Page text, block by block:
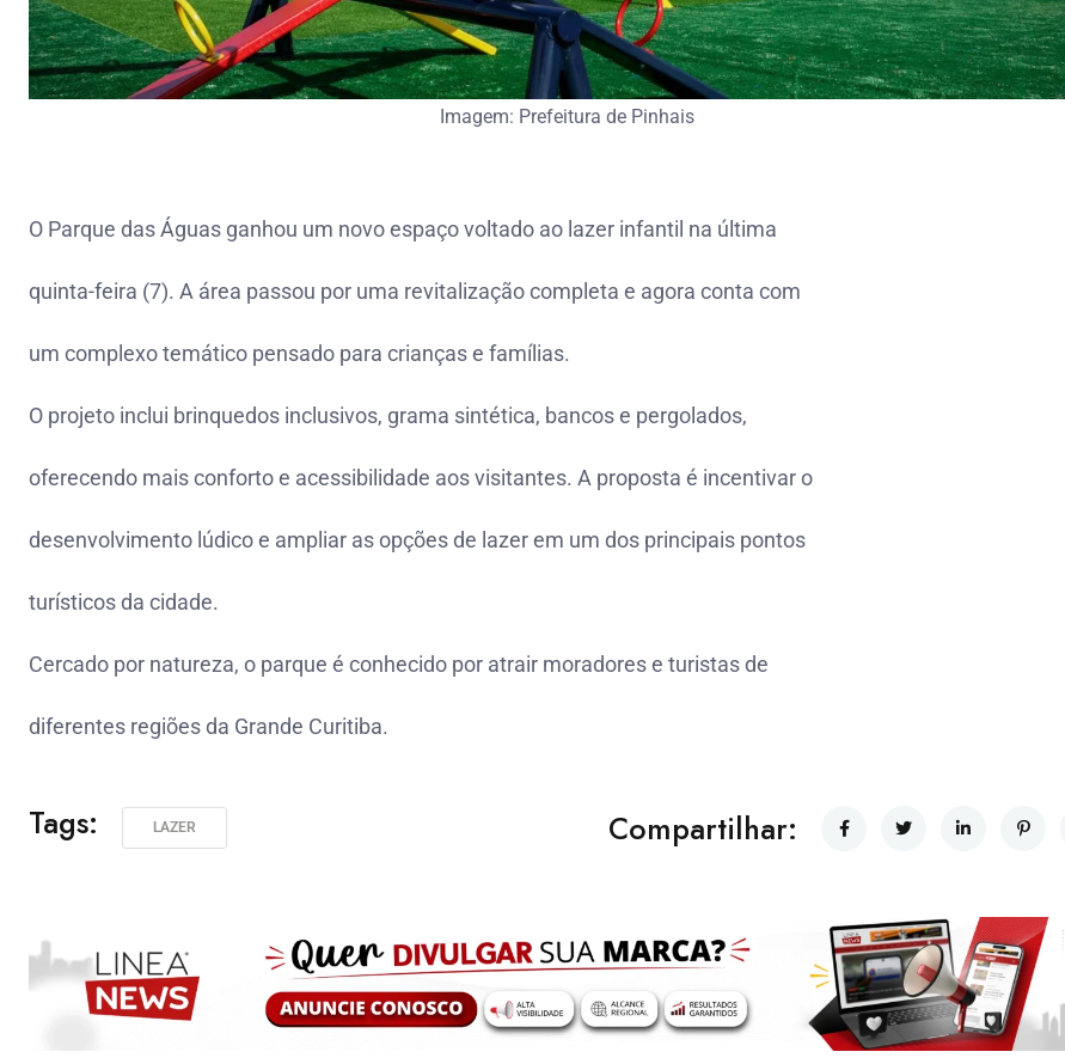
Imagem: Prefeitura de Pinhais
O Parque das Águas ganhou um novo espaço voltado ao lazer infantil na última
quinta-feira (7). A área passou por uma revitalização completa e agora conta com
um complexo temático pensado para crianças e famílias.
O projeto inclui brinquedos inclusivos, grama sintética, bancos e pergolados,
oferecendo mais conforto e acessibilidade aos visitantes. A proposta é incentivar o
desenvolvimento lúdico e ampliar as opções de lazer em um dos principais pontos
turísticos da cidade.
Cercado por natureza, o parque é conhecido por atrair moradores e turistas de
diferentes regiões da Grande Curitiba.
Tags: LAZER Compartilhar: